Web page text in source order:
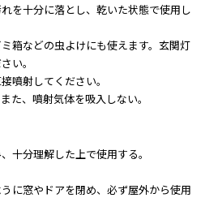
を十分に落とし、乾いた状態で使用し
箱などの虫よけにも使えます。玄関灯
い。
噴射してください。
た、噴射気体を吸入しない。
十分理解した上で使用する。
に窓やドアを閉め、必ず屋外から使用